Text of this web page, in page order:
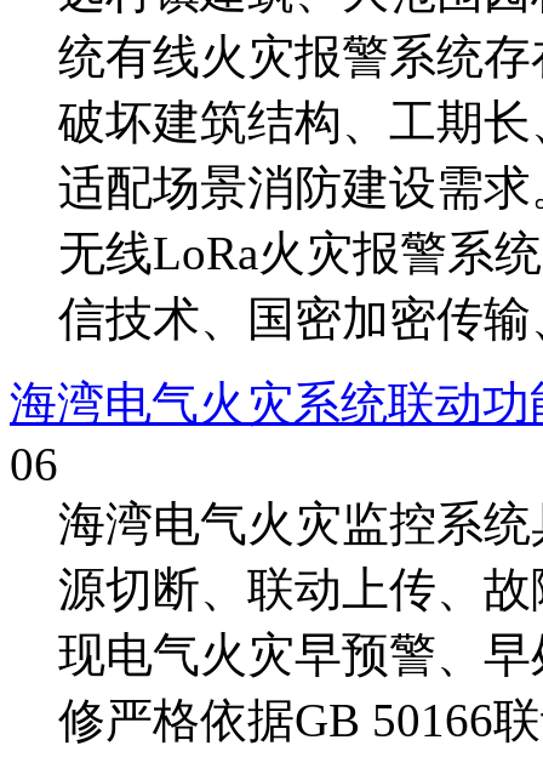
统有线火灾报警系统
破坏建筑结构、工期
适配场景消防建设需
无线LoRa火灾报警系
信技术、国密加密传输
海湾电气火灾系统联动
06
海湾电气火灾监控系
源切断、联动上传、
现电气火灾早预警、
修严格依据GB 50166